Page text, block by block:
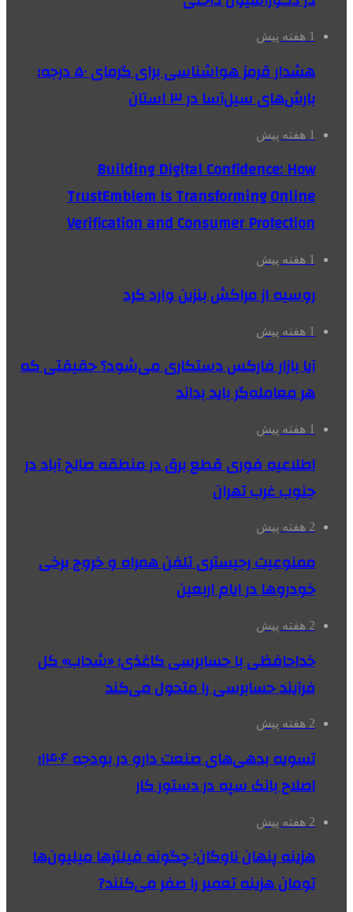
1 هفته پیش
هشدار قرمز هواشناسی برای گرمای ۵۰ درجه؛
بارش‌های سیل‌آسا در ۳ استان
1 هفته پیش
Building Digital Confidence: How
TrustEmblem Is Transforming Online
Verification and Consumer Protection
1 هفته پیش
روسیه از مراکش بنزین وارد کرد
1 هفته پیش
آیا بازار فارکس دستکاری می‌شود؟ حقیقتی که
هر معامله‌گر باید بداند
1 هفته پیش
اطلاعیه فوری قطع برق در منطقه صالح آباد در
جنوب غرب تهران
2 هفته پیش
ممنوعیت رجیستری تلفن همراه و خروج برخی
خودروها در ایام اربعین
2 هفته پیش
خداحافظی با حسابرسی کاغذی؛ «شحاب» کل
فرآیند حسابرسی را متحول می‌کند
2 هفته پیش
تسویه بدهی‌های صنعت دارو در بودجه ۱۴۰۶؛
اصلاح بانک سپه در دستور کار
2 هفته پیش
هزینه پنهان ناوگان: چگونه فیلترها میلیون‌ها
تومان هزینه تعمیر را صفر می‌کنند?